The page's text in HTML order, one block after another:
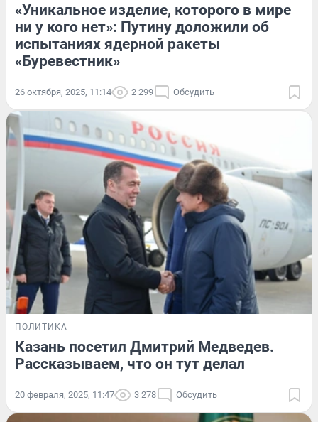
«Уникальное изделие, которого в мире
ни у кого нет»: Путину доложили об
испытаниях ядерной ракеты
«Буревестник»
26 октября, 2025, 11:14 2 299 Обсудить
ПОЛИТИКА
Казань посетил Дмитрий Медведев.
Рассказываем, что он тут делал
20 февраля, 2025, 11:47 3 278 Обсудить